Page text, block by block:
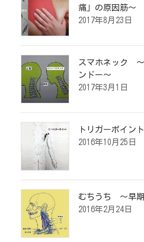
痛」の原因筋～
2017年8月23日
スマホネック ～
ンドー～
2017年3月1日
トリガーポイン
2016年10月25日
むちうち ～早期
2016年2月24日